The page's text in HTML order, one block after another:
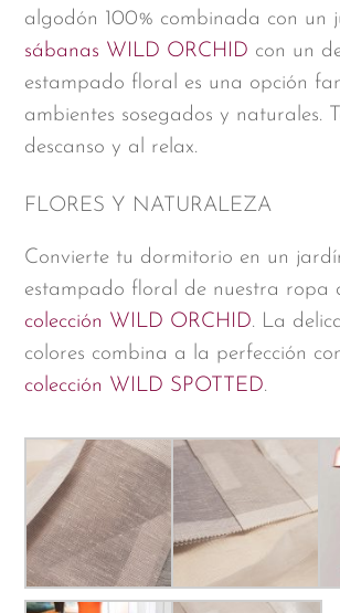
algodón 100% combinada con un
sábanas WILD ORCHID con un
estampado floral es una opción
ambientes sosegados y naturales.
descanso y al relax.
FLORES Y NATURALEZA
Convierte tu dormitorio en un
estampado floral de nuestra ropa
colección WILD ORCHID. La
colores combina a la perfección
colección WILD SPOTTED.